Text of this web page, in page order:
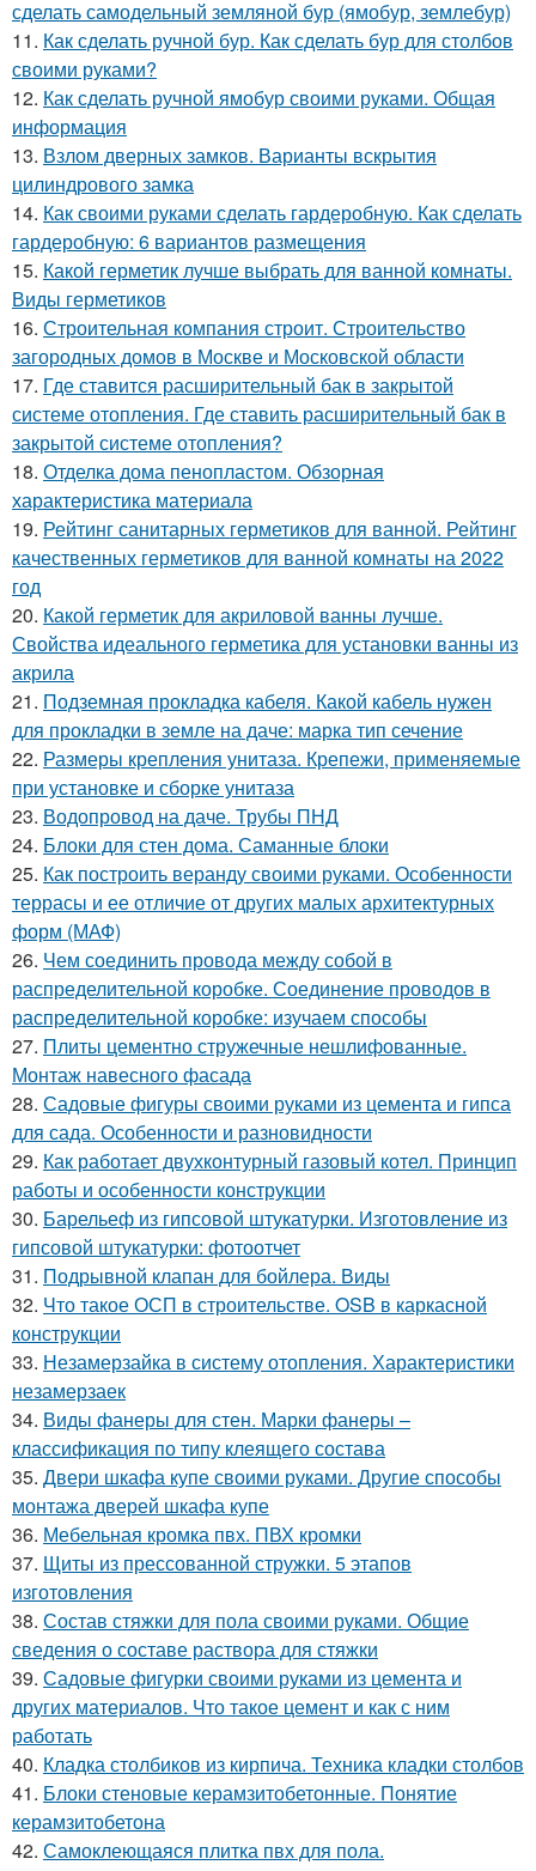
сделать самодельный земляной бур (ямобур, землебур)
11. Как сделать ручной бур. Как сделать бур для столбов
своими руками?
12. Как сделать ручной ямобур своими руками. Общая
информация
13. Взлом дверных замков. Варианты вскрытия
цилиндрового замка
14. Как своими руками сделать гардеробную. Как сделать
гардеробную: 6 вариантов размещения
15. Какой герметик лучше выбрать для ванной комнаты.
Виды герметиков
16. Строительная компания строит. Строительство
загородных домов в Москве и Московской области
17. Где ставится расширительный бак в закрытой
системе отопления. Где ставить расширительный бак в
закрытой системе отопления?
18. Отделка дома пенопластом. Обзорная
характеристика материала
19. Рейтинг санитарных герметиков для ванной. Рейтинг
качественных герметиков для ванной комнаты на 2022
год
20. Какой герметик для акриловой ванны лучше.
Свойства идеального герметика для установки ванны из
акрила
21. Подземная прокладка кабеля. Какой кабель нужен
для прокладки в земле на даче: марка тип сечение
22. Размеры крепления унитаза. Крепежи, применяемые
при установке и сборке унитаза
23. Водопровод на даче. Трубы ПНД
24. Блоки для стен дома. Саманные блоки
25. Как построить веранду своими руками. Особенности
террасы и ее отличие от других малых архитектурных
форм (МАФ)
26. Чем соединить провода между собой в
распределительной коробке. Соединение проводов в
распределительной коробке: изучаем способы
27. Плиты цементно стружечные нешлифованные.
Монтаж навесного фасада
28. Садовые фигуры своими руками из цемента и гипса
для сада. Особенности и разновидности
29. Как работает двухконтурный газовый котел. Принцип
работы и особенности конструкции
30. Барельеф из гипсовой штукатурки. Изготовление из
гипсовой штукатурки: фотоотчет
31. Подрывной клапан для бойлера. Виды
32. Что такое ОСП в строительстве. OSB в каркасной
конструкции
33. Незамерзайка в систему отопления. Характеристики
незамерзаек
34. Виды фанеры для стен. Марки фанеры –
классификация по типу клеящего состава
35. Двери шкафа купе своими руками. Другие способы
монтажа дверей шкафа купе
36. Мебельная кромка пвх. ПВХ кромки
37. Щиты из прессованной стружки. 5 этапов
изготовления
38. Состав стяжки для пола своими руками. Общие
сведения о составе раствора для стяжки
39. Садовые фигурки своими руками из цемента и
других материалов. Что такое цемент и как с ним
работать
40. Кладка столбиков из кирпича. Техника кладки столбов
41. Блоки стеновые керамзитобетонные. Понятие
керамзитобетона
42. Самоклеющаяся плитка пвх для пола.